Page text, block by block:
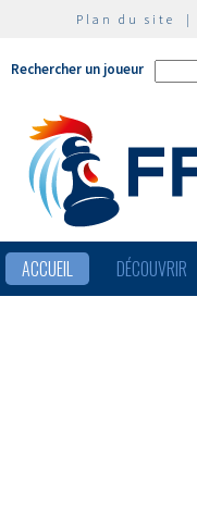
Plan du site |
Rechercher un joueur
ACCUEIL DÉCOUVRIR